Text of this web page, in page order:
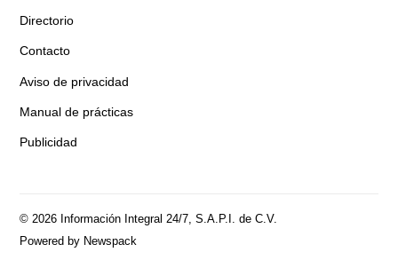
Directorio
Contacto
Aviso de privacidad
Manual de prácticas
Publicidad
© 2026 Información Integral 24/7, S.A.P.I. de C.V.
Powered by Newspack